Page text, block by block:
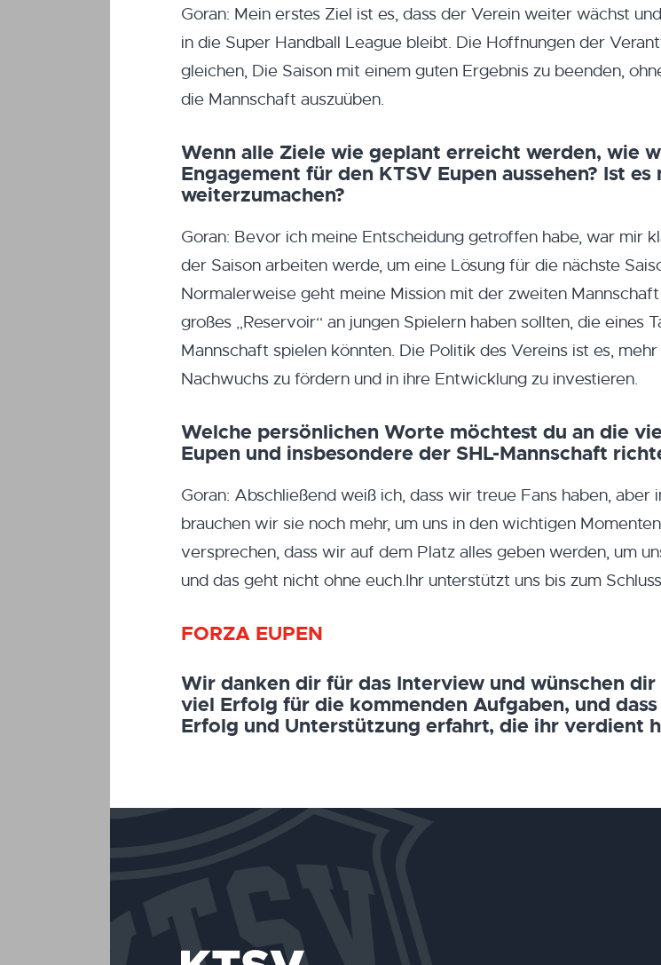
Goran: Mein erstes Ziel ist es, dass der Verein weiter wächst
in die Super Handball League bleibt. Die Hoffnungen der
gleichen, Die Saison mit einem guten Ergebnis zu beenden,
die Mannschaft auszuüben.
Wenn alle Ziele wie geplant erreicht werden, wie
Engagement für den KTSV Eupen aussehen? Ist
weiterzumachen?
Goran: Bevor ich meine Entscheidung getroffen habe, war mir
der Saison arbeiten werde, um eine Lösung für die nächste
Normalerweise geht meine Mission mit der zweiten
großes „Reservoir“ an jungen Spielern haben sollten, die eines
Mannschaft spielen könnten. Die Politik des Vereins ist es,
Nachwuchs zu fördern und in ihre Entwicklung zu investieren.
Welche persönlichen Worte möchtest du an die
Eupen und insbesondere der SHL-Mannschaft
Goran: Abschließend weiß ich, dass wir treue Fans haben, aber
brauchen wir sie noch mehr, um uns in den wichtigen
versprechen, dass wir auf dem Platz alles geben werden, um
und das geht nicht ohne euch.Ihr unterstützt uns bis zum
FORZA EUPEN
Wir danken dir für das Interview und wünschen
viel Erfolg für die kommenden Aufgaben, und
Erfolg und Unterstützung erfahrt, die ihr verdient